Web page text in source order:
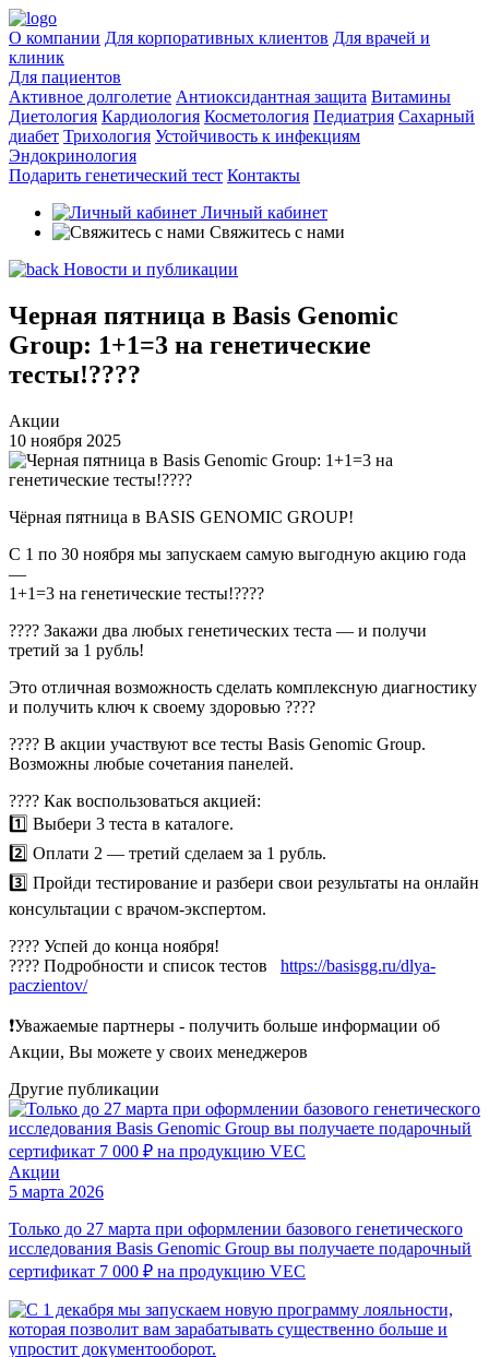
О компании Для корпоративных клиентов Для врачей и
клиник
Для пациентов
Активное долголетие Антиоксидантная защита Витамины
Диетология Кардиология Косметология Педиатрия Сахарный
диабет Трихология Устойчивость к инфекциям
Эндокринология
Подарить генетический тест Контакты
Личный кабинет
Свяжитесь с нами
Новости и публикации
Черная пятница в Basis Genomic
Group: 1+1=3 на генетические
тесты!????
Акции
10 ноября 2025
Чёрная пятница в BASIS GENOMIC GROUP!
С 1 по 30 ноября мы запускаем самую выгодную акцию года
—
1+1=3 на генетические тесты!????
???? Закажи два любых генетических теста — и получи
третий за 1 рубль!
Это отличная возможность сделать комплексную диагностику
и получить ключ к своему здоровью ????
???? В акции участвуют все тесты Basis Genomic Group.
Возможны любые сочетания панелей.
???? Как воспользоваться акцией:
1️⃣ Выбери 3 теста в каталоге.
2️⃣ Оплати 2 — третий сделаем за 1 рубль.
3️⃣ Пройди тестирование и разбери свои результаты на онлайн
консультации с врачом-экспертом.
???? Успей до конца ноября!
???? Подробности и список тестов https://basisgg.ru/dlya-
paczientov/
❗️Уважаемые партнеры - получить больше информации об
Акции, Вы можете у своих менеджеров
Другие публикации
Акции
5 марта 2026
Только до 27 марта при оформлении базового генетического
исследования Basis Genomic Group вы получаете подарочный
сертификат 7 000 ₽ на продукцию VEC